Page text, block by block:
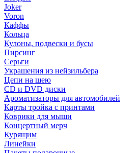
Joker
Voron
Каффы
Кольца
Кулоны, подвески и бусы
Пирсинг
Серьги
Украшения из нейзильбера
Цепи на шею
CD и DVD диски
Ароматизаторы для автомобилей
Карты тройка с принтами
Коврики для мыши
Концертный мерч
Курящим
Линейки